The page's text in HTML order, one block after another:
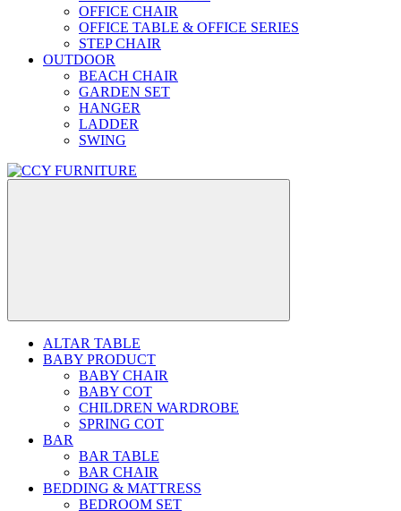
OFFICE CHAIR
OFFICE TABLE & OFFICE SERIES
STEP CHAIR
OUTDOOR
BEACH CHAIR
GARDEN SET
HANGER
LADDER
SWING
ALTAR TABLE
BABY PRODUCT
BABY CHAIR
BABY COT
CHILDREN WARDROBE
SPRING COT
BAR
BAR TABLE
BAR CHAIR
BEDDING & MATTRESS
BEDROOM SET